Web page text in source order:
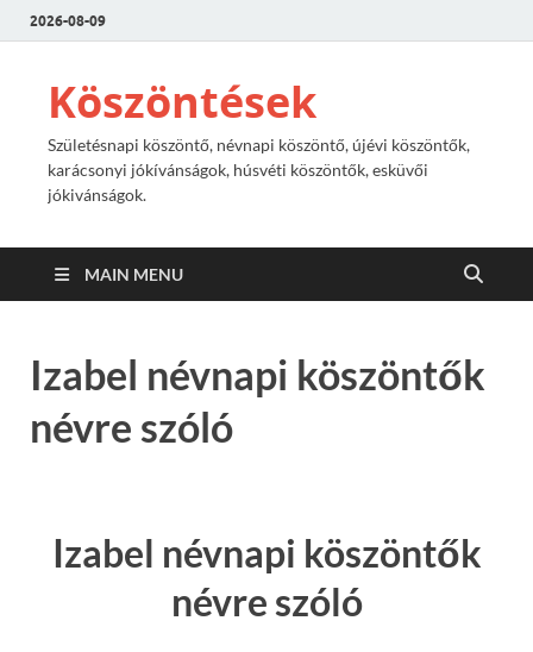
2026-08-09
Köszöntések
Születésnapi köszöntő, névnapi köszöntő, újévi köszöntők,
karácsonyi jókívánságok, húsvéti köszöntők, esküvői
jókivánságok.
MAIN MENU
Izabel névnapi köszöntők
névre szóló
Izabel névnapi köszöntők
névre szóló